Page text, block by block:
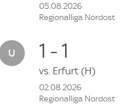
05.08.2026
Regionalliga Nordost
1 - 1
vs. Erfurt (H)
02.08.2026
Regionalliga Nordost